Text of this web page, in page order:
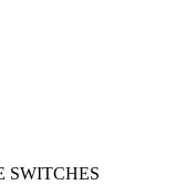
SWITCHES